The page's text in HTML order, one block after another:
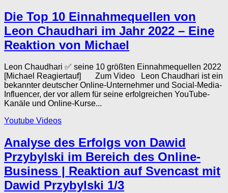
Die Top 10 Einnahmequellen von
Leon Chaudhari im Jahr 2022 – Eine
Reaktion von Michael
Leon Chaudhari ✅ seine 10 größten Einnahmequellen 2022
[Michael Reagiertauf] Zum Video Leon Chaudhari ist ein
bekannter deutscher Online-Unternehmer und Social-Media-
Influencer, der vor allem für seine erfolgreichen YouTube-
Kanäle und Online-Kurse...
Youtube Videos
Analyse des Erfolgs von Dawid
Przybylski im Bereich des Online-
Business | Reaktion auf Svencast mit
Dawid Przybylski 1/3